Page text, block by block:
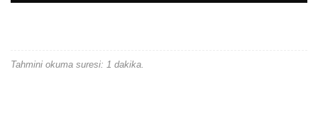
Tahmini okuma suresi: 1 dakika.